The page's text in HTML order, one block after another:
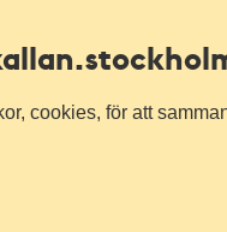
cookies, för att